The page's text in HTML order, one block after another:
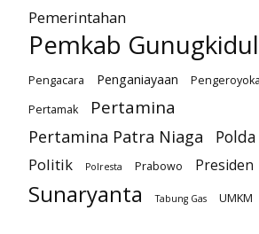
Pemerintahan
Pemkab Gunugkidul
Pengacara Penganiayaan
Pertamak Pertamina
Pertamina Patra Niaga Polda
Politik
Polresta Prabowo Presiden
Sunaryanta Tabung Gas UMKM